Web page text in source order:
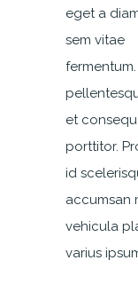
eget a
sem vitae
et
porttitor.
id
accumsan
vehicula
varius